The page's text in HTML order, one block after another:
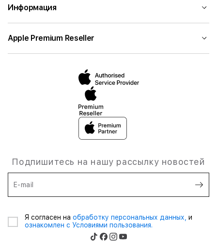
Информация
Apple Premium Reseller
Подпишитесь на нашу рассылку новостей
E-mail
Я согласен на обработку персональных данных, и
ознакомлен с Условиями пользования.